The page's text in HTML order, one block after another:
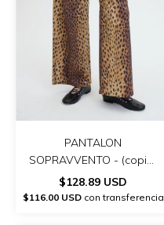
PANTALON
SOPRAVVENTO - (copia)
- (copia)
$128.89 USD
$116.00 USDcon transferencia